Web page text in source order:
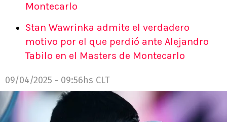
Montecarlo
Stan Wawrinka admite el verdadero
motivo por el que perdió ante Alejandro
Tabilo en el Masters de Montecarlo
09/04/2025 - 09:56hs CLT